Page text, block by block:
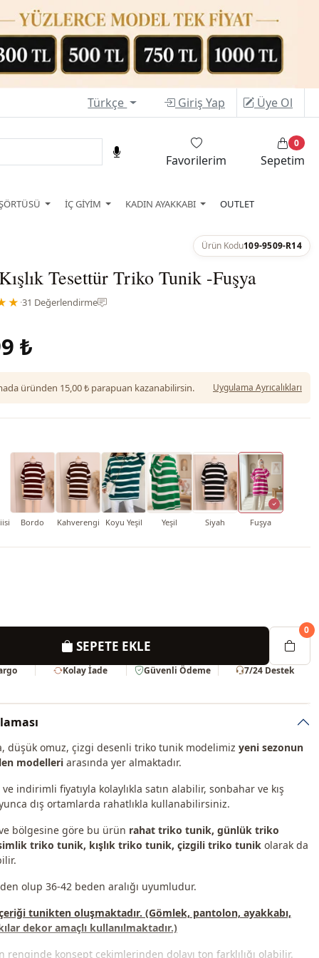
Türkçe Giriş Yap Üye Ol
Favorilerim Sepetim
0
İÇ GİYİM KADIN AYAKKABI OUTLET
Ürün Kodu109-9509-R14
Tesettür Triko Tunik -Fuşya
·31 Değerlendirme
₺
üründen 15,00 ₺ parapuan kazanabilirsin. Uygulama Ayrıcalıkları
Bordo Kahverengi Koyu Yeşil Yeşil Siyah Fuşya
SEPETE EKLE
0
Kolay İade Güvenli Ödeme 7/24 Destek
düşük omuz, çizgi desenli triko tunik modelimiz yeni sezonun
modelleriarasında yer almaktadır.
ve indirimli fiyatıyla kolaylıkla satın alabilir, sonbahar ve kış
dış ortamlarda rahatlıkla kullanabilirsiniz.
ve bölgesine göre bu ürün rahat triko tunik, günlük triko
triko tunik, kışlık triko tunik, çizgili triko tunikolarak da
olup 36-42 beden aralığı uyumludur.
tunikten oluşmaktadır. (Gömlek, pantolon, ayakkabı,
dekor amaçlı kullanılmaktadır.)
renginde konsept çekimlerinden dolayı ton farklılığı olabilir.